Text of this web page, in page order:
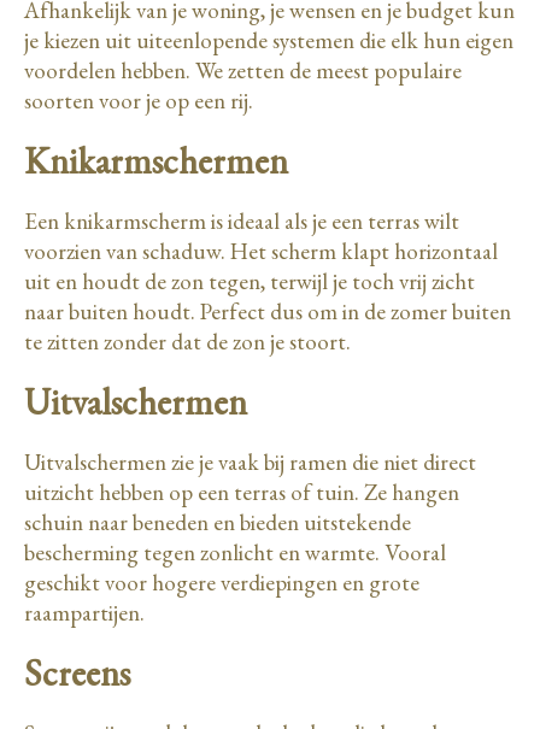
Afhankelijk van je woning, je wensen en je budget kun
je kiezen uit uiteenlopende systemen die elk hun eigen
voordelen hebben. We zetten de meest populaire
soorten voor je op een rij.
Knikarmschermen
Een knikarmscherm is ideaal als je een terras wilt
voorzien van schaduw. Het scherm klapt horizontaal
uit en houdt de zon tegen, terwijl je toch vrij zicht
naar buiten houdt. Perfect dus om in de zomer buiten
te zitten zonder dat de zon je stoort.
Uitvalschermen
Uitvalschermen zie je vaak bij ramen die niet direct
uitzicht hebben op een terras of tuin. Ze hangen
schuin naar beneden en bieden uitstekende
bescherming tegen zonlicht en warmte. Vooral
geschikt voor hogere verdiepingen en grote
raampartijen.
Screens